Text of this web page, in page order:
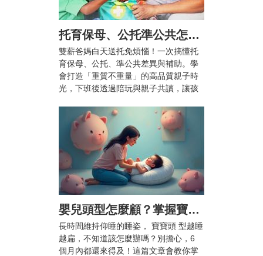
托育保母、公托準公共怎麼選？雙薪家庭托育攻略與親子陪伴指南
雙薪爸媽白天送托免煩惱！一次搞懂托
育保母、公托、準公共差異與補助。學
會打造「重質不重量」的高品質親子時
光，下班後透過陪玩與親子共讀，讓孩
育兒。
嬰兒頭型怎麼顧？掌握寶寶頭型黃金期5大關鍵，顧好漂亮頭型不扁頭！
長時間維持仰睡的睡姿， 寶寶頭 型越睡
越扁，不知道該怎麼辦嗎？別擔心，6
個月內都還來得及！這篇文章會教你掌